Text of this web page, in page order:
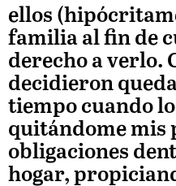
ellos
familia al fin de
derecho a verlo.
decidieron
tiempo cuando
quitándome mis
obligaciones
hogar,